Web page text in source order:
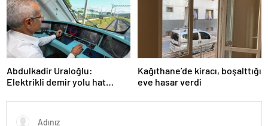
Abdulkadir Uraloğlu:
Elektrikli demir yolu hat
kilometreye yükselttik
Kağıthane’de kiracı, boşalttığı
eve hasar verdi